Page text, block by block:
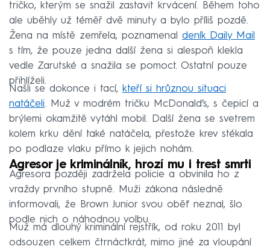
tričko, kterým se snažil zastavit krvácení. Během toho
ale uběhly už téměř dvě minuty a bylo příliš pozdě.
Žena na místě zemřela, poznamenal deník Daily Mail
s tím, že pouze jedna další žena si alespoň klekla
vedle Zarutské a snažila se pomoct. Ostatní pouze
přihlíželi.
Našli se dokonce i tací, kteří si hrůznou situaci
natáčeli. Muž v modrém tričku McDonald’s, s čepicí a
brýlemi okamžitě vytáhl mobil. Další žena se svetrem
kolem krku dění také natáčela, přestože krev stékala
po podlaze vlaku přímo k jejich nohám.
Agresor je kriminálník, hrozí mu i trest smrti
Agresora později zadržela policie a obvinila ho z
vraždy prvního stupně. Muži zákona následně
informovali, že Brown Junior svou oběť neznal, šlo
podle nich o náhodnou volbu.
Muž má dlouhý kriminální rejstřík, od roku 2011 byl
odsouzen celkem čtrnáctkrát, mimo jiné za vloupání